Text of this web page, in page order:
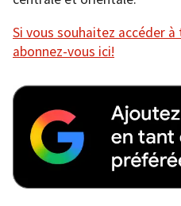
Si vous souhaitez accéder
abonnez-vous ici!